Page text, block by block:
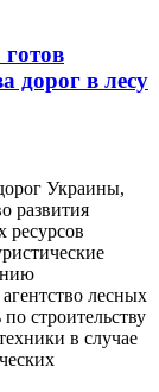
дорог в лесу
Украины,
развития
ресурсов
лесных
строительству
в случае